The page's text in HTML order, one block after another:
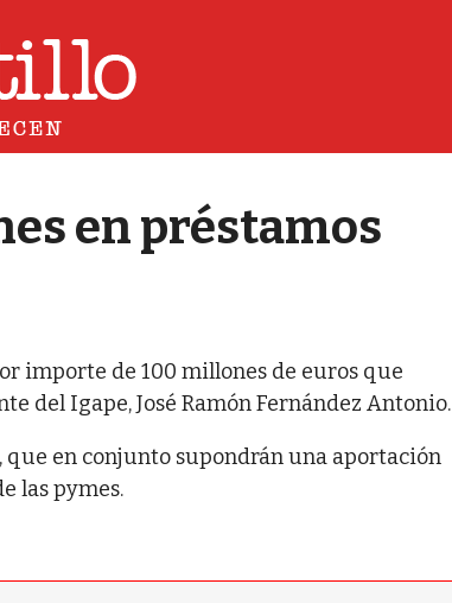
en préstamos
importe de 100 millones de euros que
del Igape, José Ramón Fernández Antonio.
que en conjunto supondrán una aportación
las pymes.